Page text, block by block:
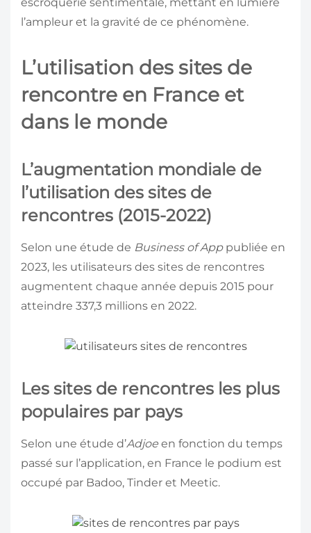
l’ampleur et la gravité de ce phénomène.
L’utilisation des sites de
rencontre en France et
dans le monde
L’augmentation mondiale de
l’utilisation des sites de
rencontres (2015-2022)
Selon une étude de Business of App publiée en
2023, les utilisateurs des sites de rencontres
augmentent chaque année depuis 2015 pour
atteindre 337,3 millions en 2022.
Les sites de rencontres les plus
populaires par pays
Selon une étude d’Adjoe en fonction du temps
passé sur l’application, en France le podium est
occupé par Badoo, Tinder et Meetic.